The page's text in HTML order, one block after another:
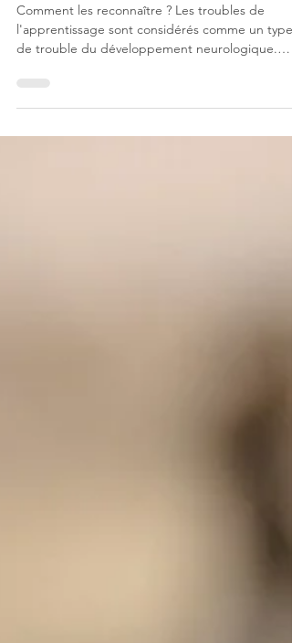
seuls …
Comment les reconnaître ? Les troubles de
de trouble du développement neurologique.
Les...